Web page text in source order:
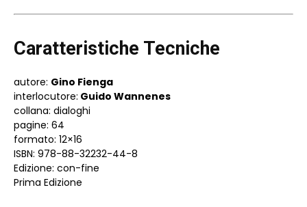
Caratteristiche Tecniche
autore: Gino Fienga
interlocutore: Guido Wannenes
collana: dialoghi
pagine: 64
formato: 12×16
ISBN: 978-88-32232-44-8
Edizione: con-fine
Prima Edizione